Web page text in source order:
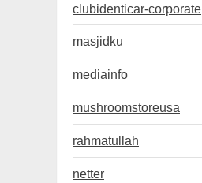
clubidenticar-corporate
masjidku
mediainfo
mushroomstoreusa
rahmatullah
netter